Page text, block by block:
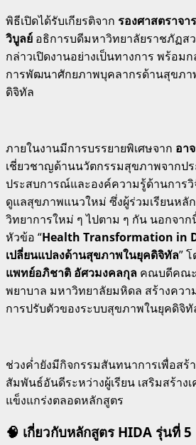
พิธีเปิดได้รับเกียรติจาก รองศาสตราจ
วิบูลย์ อธิการบดีมหาวิทยาลัยราชภัฏส
กล่าวเปิดงานอย่างเป็นทางการ พร้อม
การพัฒนาศักยภาพบุคลากรด้านสุขภา
ดิจิทัล
ภายในงานมีการบรรยายพิเศษจาก อา
เชี่ยวชาญด้านนวัตกรรมสุขภาพจากป
ประสบการณ์และองค์ความรู้ด้านการวิ
ดูแลสุขภาพแนวใหม่ ซึ่งผู้ร่วมเรียนหลั
วิทยาการใหม่ ๆ ไปตาม ๆ กัน นอกจาก
หัวข้อ “Health Transformation in
เปลี่ยนแปลงด้านสุขภาพในยุคดิจิทัล”
แพทย์อภิชาติ อัศวมงคลกุล คณบดีคณะ
พยาบาล มหาวิทยาลัยมหิดล สร้างควา
การปรับตัวของระบบสุขภาพในยุคดิจิทั
ช่วงค่ำยังมีกิจกรรมสันทนาการเพื่อสร้
สัมพันธ์อันดีระหว่างผู้เรียน เสริมสร้าง
แข็งแกร่งตลอดหลักสูตร
🧠 เกี่ยวกับหลักสูตร HIDA รุ่นที่ 5